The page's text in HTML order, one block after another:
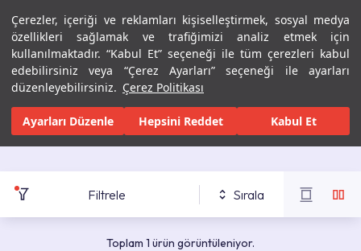
Çerezler, içeriği ve reklamları kişiselleştirmek, sosyal medya
özellikleri sağlamak ve trafiğimizi analiz etmek için
kullanılmaktadır. “Kabul Et” seçeneği ile tüm çerezleri kabul
edebilirsiniz veya “Çerez Ayarları” seçeneği ile ayarları
düzenleyebilirsiniz. Çerez Politikası
Ayarları Düzenle Hepsini Reddet Kabul Et
Menü Menü
Ana Sayfa Banyolar Seramik Banyo Ürünleri Lavabolar
Çocuk Lavabo
Filtrele Sırala
Toplam 1 ürün görüntüleniyor.